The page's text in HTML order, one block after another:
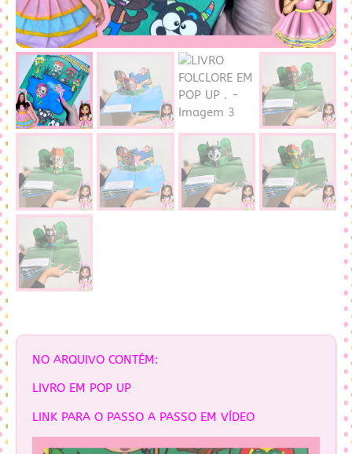
NO ARQUIVO CONTÉM:
LIVRO EM POP UP
LINK PARA O PASSO A PASSO EM VÍDEO
Tocador